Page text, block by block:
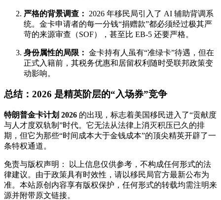
严格的背景调查：
2026 年移民局引入了 AI 辅助背调系
统。金卡申请者的每一分钱“捐赠款”都必须经过极其严
苛的来源审查（SOF），甚至比 EB-5 还要严格。
身份属性的局限： 金卡持有人虽有“准绿卡”待遇，但在
正式入籍前，其税务优惠和居留权利随时受联邦政策变
动影响。
总结：2026 是精英阶层的“入场券”竞争
特朗普金卡计划 2026 的出现，标志着美国移民进入了“贡献度
与人才度双轨制”时代。它无法从法律上消灭积压已久的排
期，但它为那些“时间成本大于金钱成本”的顶尖精英开辟了一
条特权通道。
免责与版权声明： 以上信息仅供参考，不构成任何形式的法
律建议。由于政策具有时效性，请以移民局官方最新公布为
准。本站原创内容享有版权保护，任何形式的转载均需注明来
源并附带原文链接。